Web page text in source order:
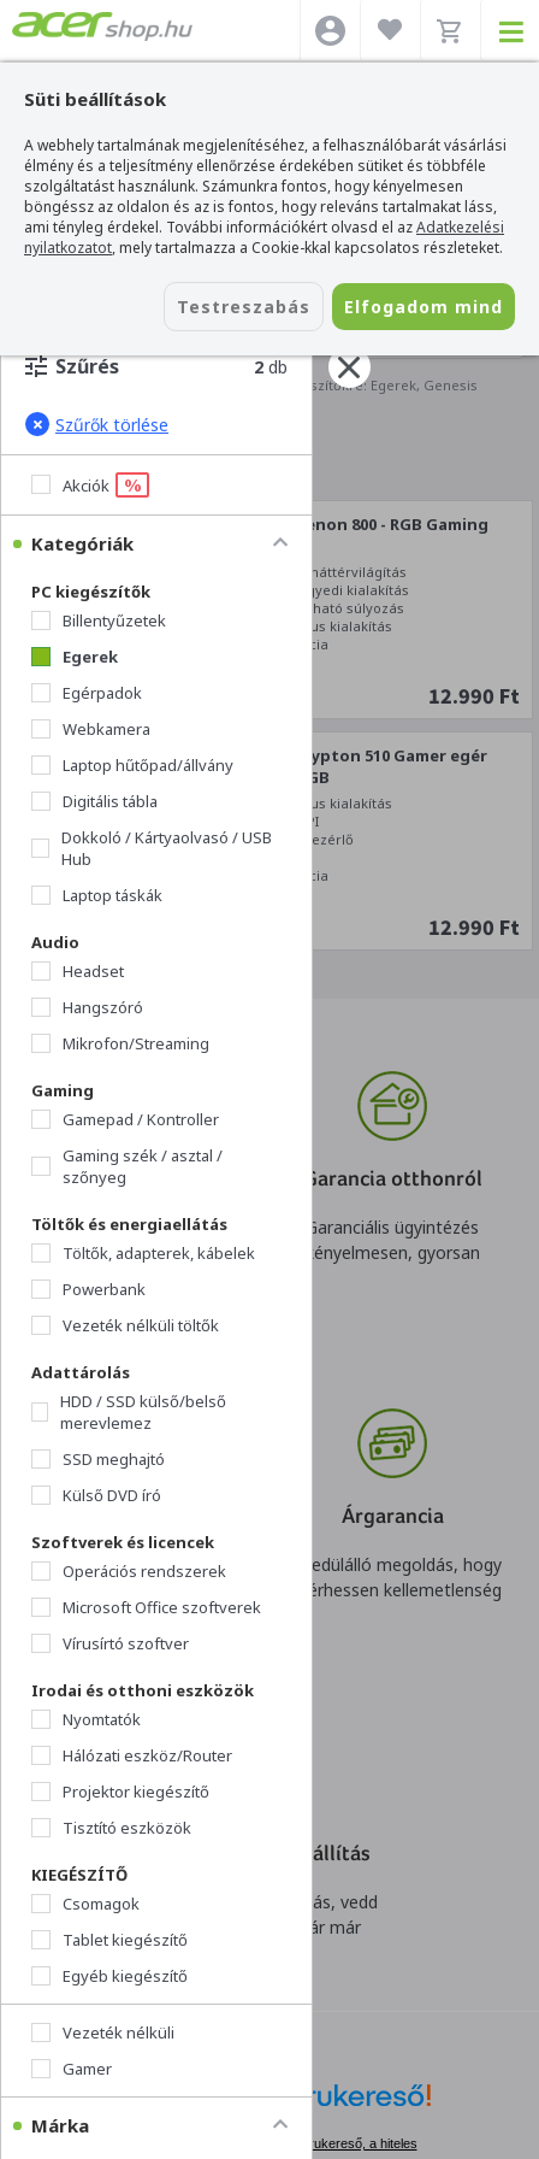
Süti beállítások
A webhely tartalmának megjelenítéséhez, a felhasználóbarát vásárlási
élmény és a teljesítmény ellenőrzése érdekében sütiket és többféle
szolgáltatást használunk. Számunkra fontos, hogy kényelmesen
böngéssz az oldalon és az is fontos, hogy releváns tartalmakat láss,
ami tényleg érdekel. További információkért olvasd el azAdatkezelési
nyilatkozatot, mely tartalmazza a Cookie-kkal kapcsolatos részleteket.
Testreszabás
Elfogadom mind
Keresés kiegészítőkre: Egerek, Genesis
Szűrés 2 db
Szűrők törlése
Akciók %
Kategóriák
PC kiegészítők
Billentyűzetek
Egerek
Egérpadok
Webkamera
Laptop hűtőpad/állvány
Digitális tábla
Dokkoló / Kártyaolvasó / USB
Hub
Laptop táskák
Audio
Headset
Hangszóró
Mikrofon/Streaming
Gaming
Gamepad / Kontroller
Gaming szék / asztal /
szőnyeg
Töltők és energiaellátás
Töltők, adapterek, kábelek
Powerbank
Vezeték nélküli töltők
Adattárolás
HDD / SSD külső/belső
merevlemez
SSD meghajtó
Külső DVD író
Szoftverek és licencek
Operációs rendszerek
Microsoft Office szoftverek
Vírusírtó szoftver
Irodai és otthoni eszközök
Nyomtatók
Hálózati eszköz/Router
Projektor kiegészítő
Tisztító eszközök
KIEGÉSZÍTŐ
Csomagok
Tablet kiegészítő
Egyéb kiegészítő
Vezeték nélküli
Gamer
Márka
Ezekre szűrtél:
Egerek
Genesis
Genesis Xenon 800 - RGB Gaming
Többszínű háttérvilágítás
Stílusos, egyedi kialakítás
Testreszabható súlyozás
Ergonomikus kialakítás
2 év garancia
12.990 Ft
Genesis Krypton 510 Gamer egér
7200 DPI RGB
Ergonomikus kialakítás
Állítható DPI
PMW3325 vezérlő
2 év garancia
12.990 Ft
Online hitel
Kényelmes és gyors
igénylés,
rugalmas konstrukció
Garancia otthonról
Garanciális ügyintézés
kényelmesen, gyorsan
garancia
döntésnek. Akár cégeknek
is!
Árgarancia
Egyedülálló megoldás, hogy
ne érhessen kellemetlenség
Akár 1 napos szállítás
Villámgyors kiszállítás, vedd
át rendelésed akár már
Árukereső, a hiteles